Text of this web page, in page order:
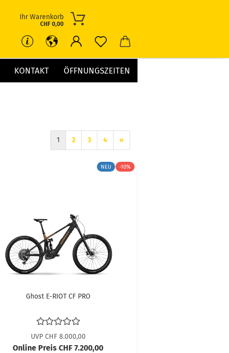
Ihr Warenkorb
CHF 0,00
KONTAKT ÖFFNUNGSZEITEN
1 2 3 4 »
NEU -10%
Ghost E-RIOT CF PRO
UVP CHF 8.000,00
Online Preis CHF 7.200,00